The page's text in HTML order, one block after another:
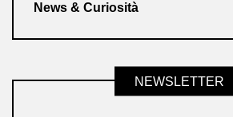
News & Curiosità
NEWSLETTER